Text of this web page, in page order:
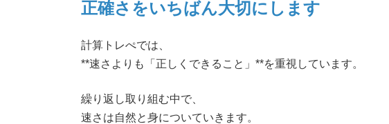
正確さをいちばん大切にします
計算トレぺでは、
**速さよりも「正しくできること」**を重視しています。
繰り返し取り組む中で、
速さは自然と身についていきます。